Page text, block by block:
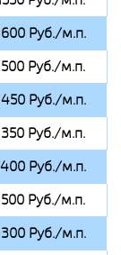
Руб./м.п.
Руб./м.п.
Руб./м.п.
Руб./м.п.
Руб./м.п.
Руб./м.п.
Руб./м.п.